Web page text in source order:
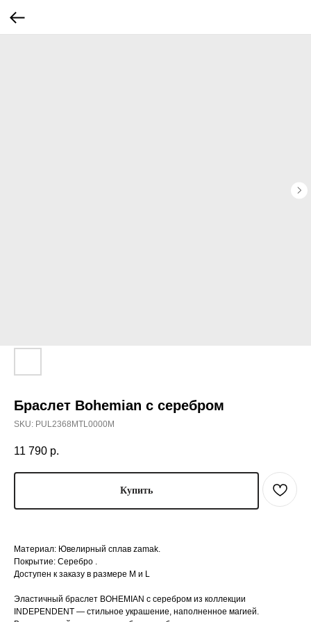
Браслет Bohemian с серебром
SKU: PUL2368MTL0000M
11 790 р.
Купить
Материал: Ювелирный сплав zamak.
Покрытие: Серебро .
Доступен к заказу в размере М и L
Эластичный браслет BOHEMIAN с серебром из коллекции
INDEPENDENT — стильное украшение, наполненное магией.